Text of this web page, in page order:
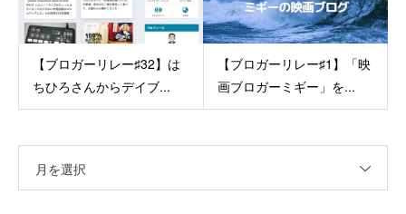
【ブロガーリレー♯32】は
ちひろさんからデイブ...
【ブロガーリレー♯1】「映
画ブロガーミギー」を...
月を選択